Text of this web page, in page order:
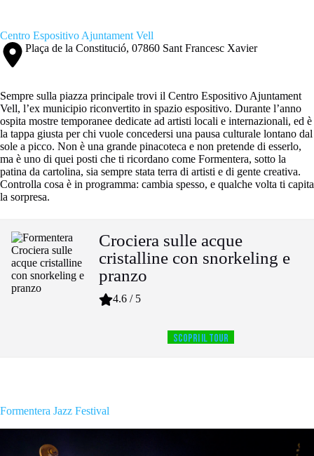
Centro Espositivo Ajuntament Vell
Plaça de la Constitució, 07860 Sant Francesc Xavier
Sempre sulla piazza principale trovi il Centro Espositivo Ajuntament
Vell, l’ex municipio riconvertito in spazio espositivo. Durante l’anno
ospita mostre temporanee dedicate ad artisti locali e internazionali, ed è
la tappa giusta per chi vuole concedersi una pausa culturale lontano dal
sole a picco. Non è una grande pinacoteca e non pretende di esserlo,
ma è uno di quei posti che ti ricordano come Formentera, sotto la
patina da cartolina, sia sempre stata terra di artisti e di gente creativa.
Controlla cosa è in programma: cambia spesso, e qualche volta ti capita
la sorpresa.
Crociera sulle acque
cristalline con snorkeling e
pranzo
4.6 / 5
SCOPRI IL TOUR
Formentera Jazz Festival